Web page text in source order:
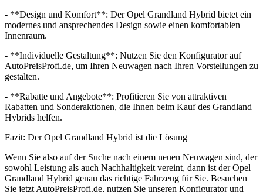
- **Design und Komfort**: Der Opel Grandland Hybrid bietet ein
modernes und ansprechendes Design sowie einen komfortablen
Innenraum.
- **Individuelle Gestaltung**: Nutzen Sie den Konfigurator auf
AutoPreisProfi.de, um Ihren Neuwagen nach Ihren Vorstellungen zu
gestalten.
- **Rabatte und Angebote**: Profitieren Sie von attraktiven
Rabatten und Sonderaktionen, die Ihnen beim Kauf des Grandland
Hybrids helfen.
Fazit: Der Opel Grandland Hybrid ist die Lösung
Wenn Sie also auf der Suche nach einem neuen Neuwagen sind, der
sowohl Leistung als auch Nachhaltigkeit vereint, dann ist der Opel
Grandland Hybrid genau das richtige Fahrzeug für Sie. Besuchen
Sie jetzt AutoPreisProfi.de, nutzen Sie unseren Konfigurator und